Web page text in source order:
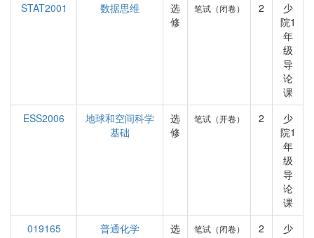
STAT2001
数据思维
选
修
笔试（闭卷） 2
少
院1
年
级
导
论
课
ESS2006
地球和空间科学
基础
选
修
笔试（开卷） 2
少
院1
年
级
导
论
课
019165
普通化学
选
笔试（闭卷） 2
少